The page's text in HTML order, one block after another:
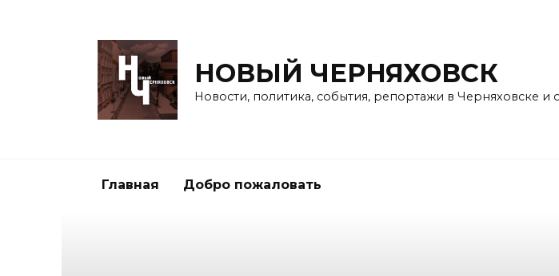
НОВЫЙ ЧЕРНЯХОВСК
Новости, политика, события, репортажи в Черняховске и
Главная Добро пожаловать